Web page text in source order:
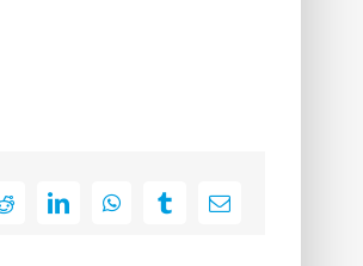
RedditLinkedInWhatsAppTumblrE-